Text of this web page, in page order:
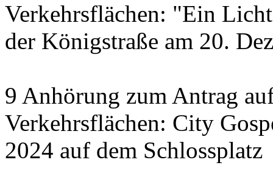
Verkehrsflächen: "Ein
der Königstraße am 20.
9 Anhörung zum Antrag
Verkehrsflächen: City
2024 auf dem Schlossplatz